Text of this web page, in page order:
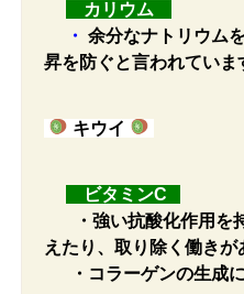
カリウム
・ 余分なナトリウム
昇を防ぐと言われていま
キウイ
ビタミンC
・ 強い抗酸化作用を
えたり、取り除く働きが
・コラーゲンの生成